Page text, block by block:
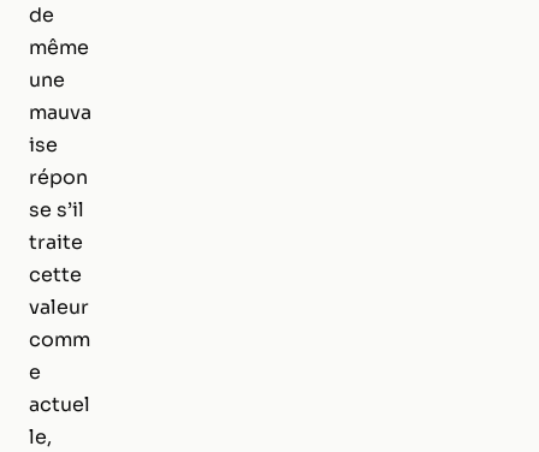
de
même
une
mauva
ise
répon
se s’il
traite
cette
valeur
comm
e
actuel
le,